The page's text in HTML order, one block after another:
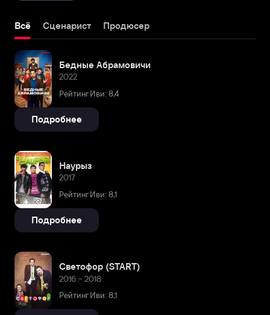
Всё Сценарист Продюсер
Бедные Абрамовичи
2022
Рейтинг Иви: 8,4
Подробнее
​Наурыз
2017
Рейтинг Иви: 8,1
Подробнее
Светофор (START)
2016 – 2018
Рейтинг Иви: 8,1